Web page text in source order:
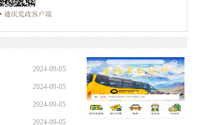
2024-09-05
2024-09-05
2024-09-05
2024-09-05